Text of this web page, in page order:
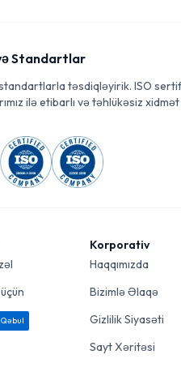
Standartlar
təsdiqləyirik. ISO
ilə etibarlı və təhlükəsiz
Qəbul
Korporativ
Haqqımızda
Bizimlə Əlaqə
Gizlilik Siyasəti
Sayt Xəritəsi